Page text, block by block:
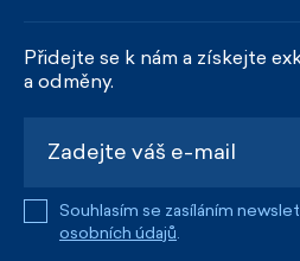
Přidejte se k nám a získejte
a odměny.
Souhlasím se zasíláním
osobních údajů.